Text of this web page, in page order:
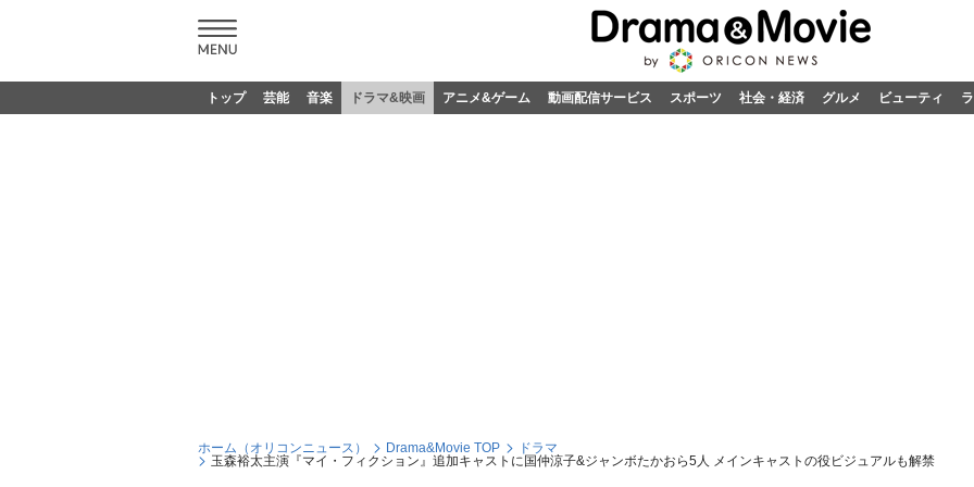
トップ 芸能 音楽 ドラマ&映画 アニメ&ゲーム 動画配信サービス スポーツ 社会・経済 グルメ ビューティ
ホーム（オリコンニュース） Drama&Movie TOP
ドラマ
玉森裕太主演『マイ・フィクション』追加キャストに国仲涼子&ジャンボたかおら5人 メインキャストの役ビジュアルも解禁